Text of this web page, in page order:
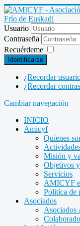
Usuario
Contraseña
Recuérdeme
Identificarse
¿Recordar
¿Recordar
Cambiar navegación
INICIO
Amicyf
Quienes
Misión y
Objetivos
Servicios
AMICYF
Politíca de
Asociados
Asociados